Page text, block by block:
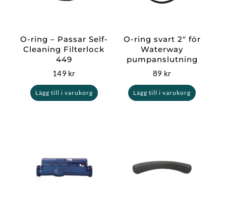
O-ring – Passar Self-
Cleaning Filterlock
449
149 kr
Lägg till i varukorg
O-ring svart 2″ för
Waterway
pumpanslutning
89 kr
Lägg till i varukorg